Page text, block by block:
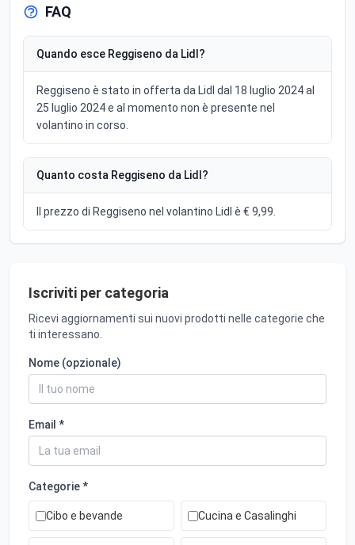
FAQ
Quando esce Reggiseno da Lidl?
Reggiseno è stato in offerta da Lidl dal 18 luglio 2024 al
25 luglio 2024 e al momento non è presente nel
volantino in corso.
Quanto costa Reggiseno da Lidl?
Il prezzo di Reggiseno nel volantino Lidl è € 9,99.
Iscriviti per categoria
Ricevi aggiornamenti sui nuovi prodotti nelle categorie che
ti interessano.
Nome (opzionale)
Email *
Categorie *
Cibo e bevande Cucina e Casalinghi